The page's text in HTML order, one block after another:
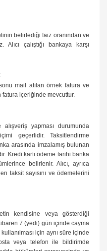
belirlediği faiz oranından ve
çalıştığı bankaya karşı
mail atılan örnek fatura ve
içeriğinde mevcuttur.
yapması durumunda
geçerlidir. Taksitlendirme
arasında imzalamış bulunan
Kredi kartı ödeme tarihi banka
belirlenir. Alıcı, ayrıca
taksit sayısını ve ödemelerini
kendisine veya gösterdiği
7 (yedi) gün içinde cayma
için aynı süre içinde
veya telefon ile bildirimde